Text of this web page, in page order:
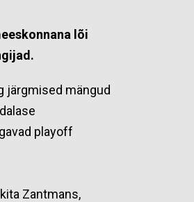
lõi
järgmised mängud
playoff
Zantmans,